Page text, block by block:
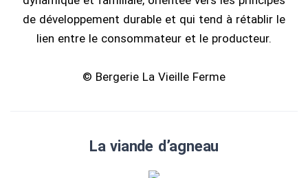
de développement durable et qui tend à rétablir le
lien entre le consommateur et le producteur.
© Bergerie La Vieille Ferme
La viande d’agneau